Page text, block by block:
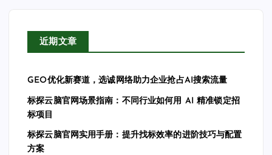
近期文章
GEO优化新赛道，选诚网络助力企业抢占AI搜索流量
标探云脑官网场景指南：不同行业如何用 AI 精准锁定招
标项目
标探云脑官网实用手册：提升找标效率的进阶技巧与配置
方案